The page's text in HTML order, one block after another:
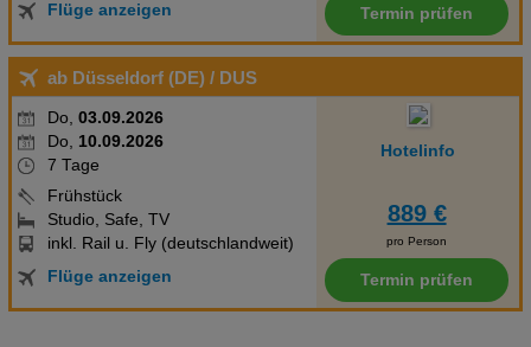
Flüge anzeigen
Termin prüfen
ab Düsseldorf (DE) / DUS
Do, 03.09.2026
Do, 10.09.2026
7 Tage
Frühstück
Studio, Safe, TV
inkl. Rail u. Fly (deutschlandweit)
Flüge anzeigen
Hotelinfo
889 €
pro Person
Termin prüfen